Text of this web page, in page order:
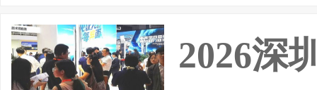
2026深